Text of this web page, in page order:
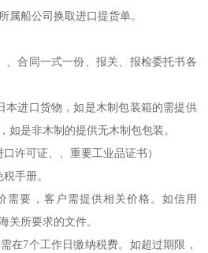
属船公司换取进口提货单。
、合同一式一份、报关、报检委托书各
本进口货物，如是木制包装箱的需提供
如是非木制的提供无木制包包装。
许可证、、重要工业品证书）
手册。
需要，客户需提供相关价格。如信用
关所要求的文件。
在7个工作日缴纳税费。如超过期限，